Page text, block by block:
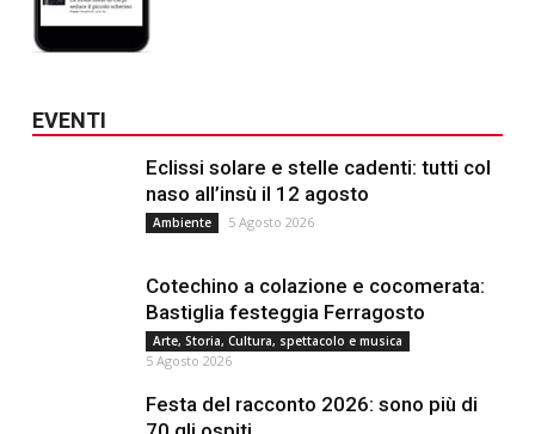
EVENTI
Eclissi solare e stelle cadenti: tutti col
naso all’insù il 12 agosto
Ambiente 5 Agosto 2026
Cotechino a colazione e cocomerata:
Bastiglia festeggia Ferragosto
Arte, Storia, Cultura, spettacolo e musica
5 Agosto 2026
Festa del racconto 2026: sono più di